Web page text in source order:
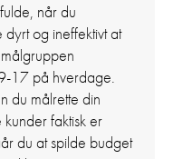
når du
og ineffektivt at
17 på hverdage.
du målrette din
faktisk er
du at spilde budget